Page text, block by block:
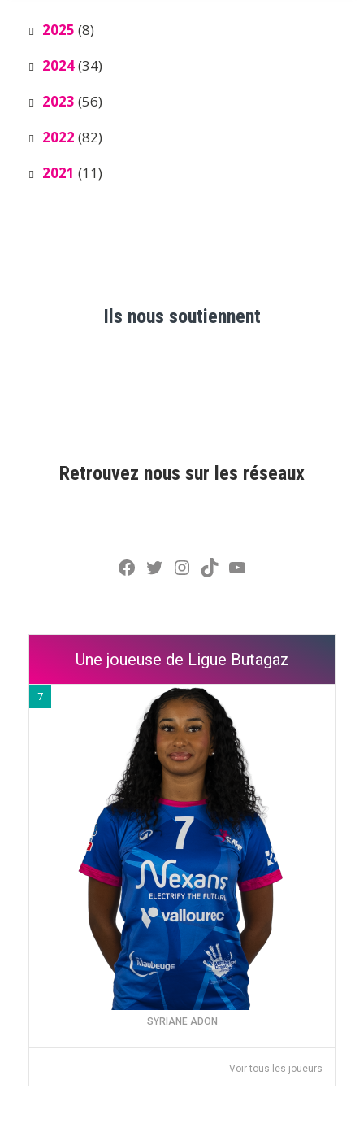
2025 (8)
2024(34)
2023 (56)
2022 (82)
2021 (11)
Ils nous soutiennent
Retrouvez nous sur les réseaux
Facebook
Twitter
Instagram
TikTokYouTube
Une joueuse de Ligue Butagaz
7
SYRIANE ADON
Voir tous les joueurs